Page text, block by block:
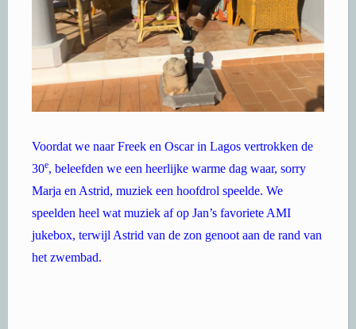
Voordat we naar Freek en Oscar in Lagos vertrokken de
30e, beleefden we een heerlijke warme dag waar, sorry
Marja en Astrid, muziek een hoofdrol speelde. We
speelden heel wat muziek af op Jan’s favoriete AMI
jukebox, terwijl Astrid van de zon genoot aan de rand van
het zwembad.